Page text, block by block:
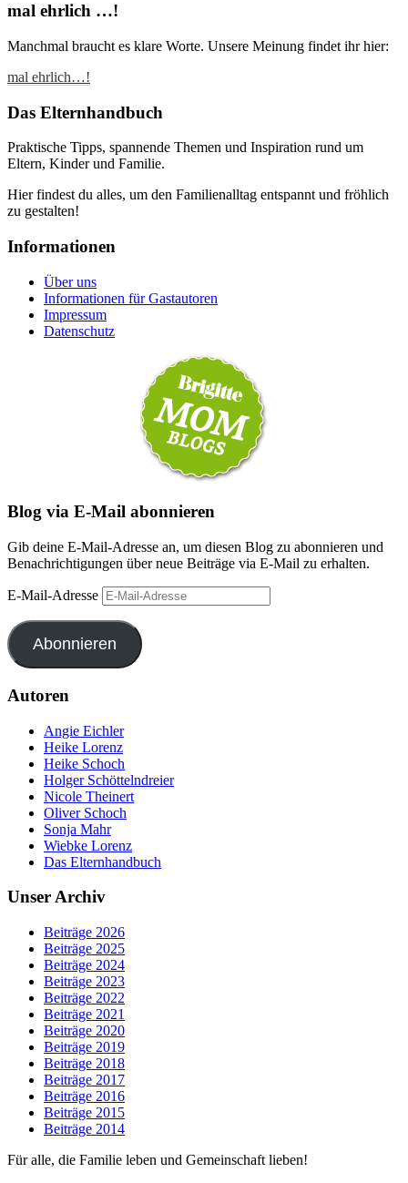
mal ehrlich …!
Manchmal braucht es klare Worte. Unsere Meinung findet ihr hier:
mal ehrlich…!
Das Elternhandbuch
Praktische Tipps, spannende Themen und Inspiration rund um
Eltern, Kinder und Familie.
Hier findest du alles, um den Familienalltag entspannt und fröhlich
zu gestalten!
Informationen
Über uns
Informationen für Gastautoren
Impressum
Datenschutz
Blog via E-Mail abonnieren
Gib deine E-Mail-Adresse an, um diesen Blog zu abonnieren und
Benachrichtigungen über neue Beiträge via E-Mail zu erhalten.
E-Mail-Adresse
Abonnieren
Autoren
Angie Eichler
Heike Lorenz
Heike Schoch
Holger Schöttelndreier
Nicole Theinert
Oliver Schoch
Sonja Mahr
Wiebke Lorenz
Das Elternhandbuch
Unser Archiv
Beiträge 2026
Beiträge 2025
Beiträge 2024
Beiträge 2023
Beiträge 2022
Beiträge 2021
Beiträge 2020
Beiträge 2019
Beiträge 2018
Beiträge 2017
Beiträge 2016
Beiträge 2015
Beiträge 2014
Für alle, die Familie leben und Gemeinschaft lieben!